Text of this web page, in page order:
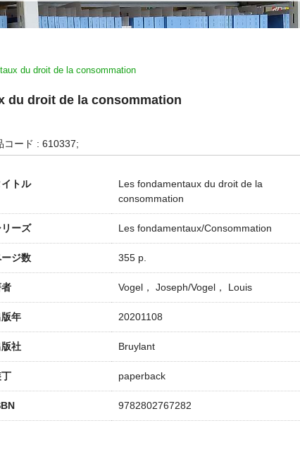
du droit de la consommation
du droit de la consommation
コード : 610337;
イトル
Les fondamentaux du droit de la
consommation
リーズ Les fondamentaux/Consommation
ジ数 355 p.
Vogel， Joseph/Vogel， Louis
版年 20201108
版社 Bruylant
paperback
9782802767282